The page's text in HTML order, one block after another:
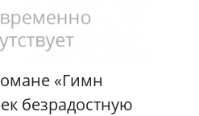
«Гимн
безрадостную